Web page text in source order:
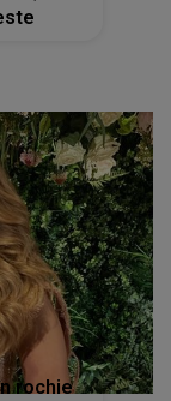
rochie